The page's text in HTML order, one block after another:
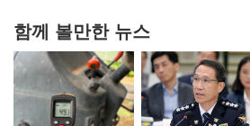
함께 볼만한 뉴스